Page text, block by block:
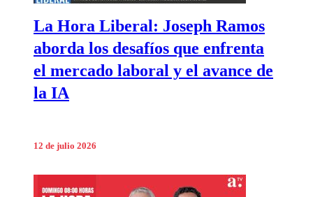
La Hora Liberal: Joseph Ramos
aborda los desafíos que enfrenta
el mercado laboral y el avance de
la IA
12 de julio 2026